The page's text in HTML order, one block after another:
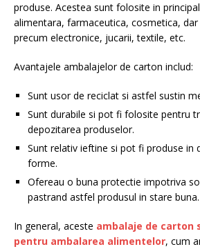
produse. Acestea sunt folosite in
alimentara, farmaceutica, cosmetica,
precum electronice, jucarii, textile, etc.
Avantajele ambalajelor de carton includ:
Sunt usor de reciclat si astfel sustin
Sunt durabile si pot fi folosite pentru
depozitarea produselor.
Sunt relativ ieftine si pot fi produse in
forme.
Ofereau o buna protectie impotriva
pastrand astfel produsul in stare buna.
In general, aceste ambalaje de carton
pentru ambalarea alimentelor, cum